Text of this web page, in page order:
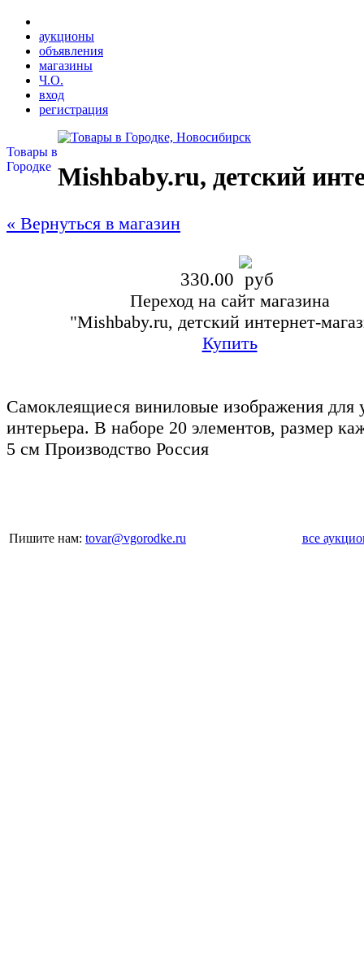
аукционы
объявления
магазины
Ч.О.
вход
регистрация
Товары в
Городке Mishbaby.ru, детский
« Вернуться в магазин
330.00
Переход на сайт магазина
"Mishbaby.ru, детский интернет-
Купить
Самоклеящиеся виниловые изображения для
интерьера. В наборе 20 элементов, размер
5 см Производство Россия
Пишите нам: tovar@vgorodke.ru все